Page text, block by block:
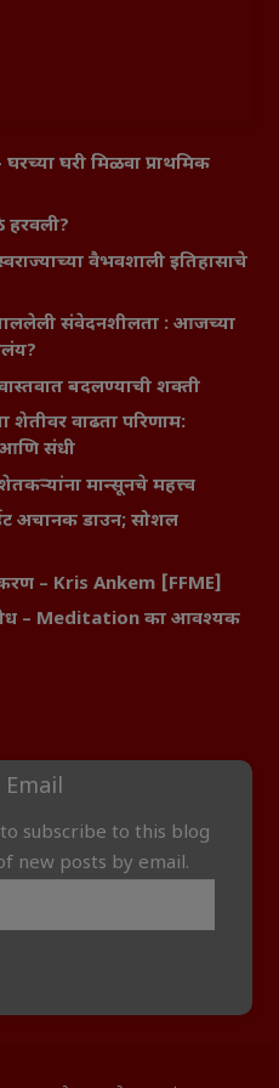
घरी मिळवा प्राथमिक
वैभवशाली इतिहासाचे
संवेदनशीलता : आजच्या
बदलण्याची शक्ती
शेतीवर वाढता परिणाम:
संधी
मान्सूनचे महत्त्व
अचानक डाउन; सोशल
– Kris Ankem [FFME]
– Meditation का आवश्यक
subscribe to this blog
new posts by email.